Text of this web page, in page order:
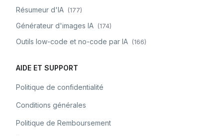
Résumeur d'IA (177)
Générateur d'images IA (174)
Outils low-code et no-code par IA (166)
AIDE ET SUPPORT
Politique de confidentialité
Conditions générales
Politique de Remboursement